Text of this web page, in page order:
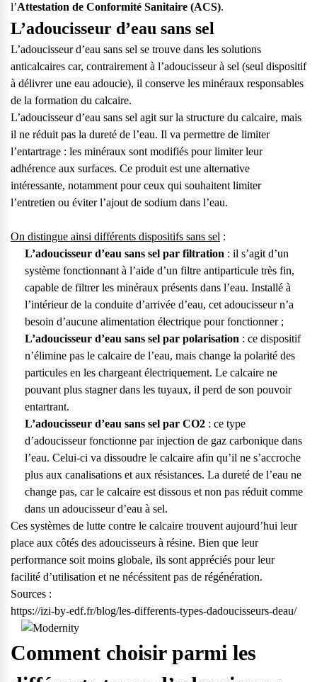
l’Attestation de Conformité Sanitaire (ACS).
L’adoucisseur d’eau sans sel
L’adoucisseur d’eau sans sel se trouve dans les solutions
anticalcaires car, contrairement à l’adoucisseur à sel (seul dispositif
à délivrer une eau adoucie), il conserve les minéraux responsables
de la formation du calcaire.
L’adoucisseur d’eau sans sel agit sur la structure du calcaire, mais
il ne réduit pas la dureté de l’eau. Il va permettre de limiter
l’entartrage : les minéraux sont modifiés pour limiter leur
adhérence aux surfaces. Ce produit est une alternative
intéressante, notamment pour ceux qui souhaitent limiter
l’entretien ou éviter l’ajout de sodium dans l’eau.
On distingue ainsi différents dispositifs sans sel :
L’adoucisseur d’eau sans sel par filtration : il s’agit d’un
système fonctionnant à l’aide d’un filtre antiparticule très fin,
capable de filtrer les minéraux présents dans l’eau. Installé à
l’intérieur de la conduite d’arrivée d’eau, cet adoucisseur n’a
besoin d’aucune alimentation électrique pour fonctionner ;
L’adoucisseur d’eau sans sel par polarisation : ce dispositif
n’élimine pas le calcaire de l’eau, mais change la polarité des
particules en les chargeant électriquement. Le calcaire ne
pouvant plus stagner dans les tuyaux, il perd de son pouvoir
entartrant.
L’adoucisseur d’eau sans sel par CO2 : ce type
d’adoucisseur fonctionne par injection de gaz carbonique dans
l’eau. Celui-ci va dissoudre le calcaire afin qu’il ne s’accroche
plus aux canalisations et aux résistances. La dureté de l’eau ne
change pas, car le calcaire est dissous et non pas réduit comme
dans un adoucisseur d’eau à sel.
Ces systèmes de lutte contre le calcaire trouvent aujourd’hui leur
place aux côtés des adoucisseurs à résine. Bien que leur
performance soit moins globale, ils sont appréciés pour leur
facilité d’utilisation et ne nécéssitent pas de régénération.
Sources :
https://izi-by-edf.fr/blog/les-differents-types-dadoucisseurs-deau/
Comment choisir parmi les